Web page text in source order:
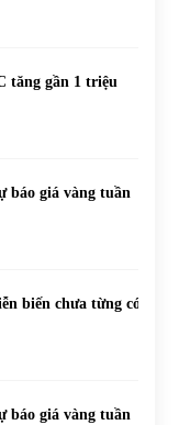
tăng gần 1 triệu
báo giá vàng tuần
biến chưa từng có
báo giá vàng tuần